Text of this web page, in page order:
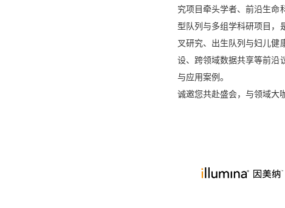
究项目牵头学者、前沿生命
型队列与多组学科研项目，
叉研究、出生队列与妇儿健
设、跨领域数据共享等前沿
与应用案例。
诚邀您共赴盛会，与领域大